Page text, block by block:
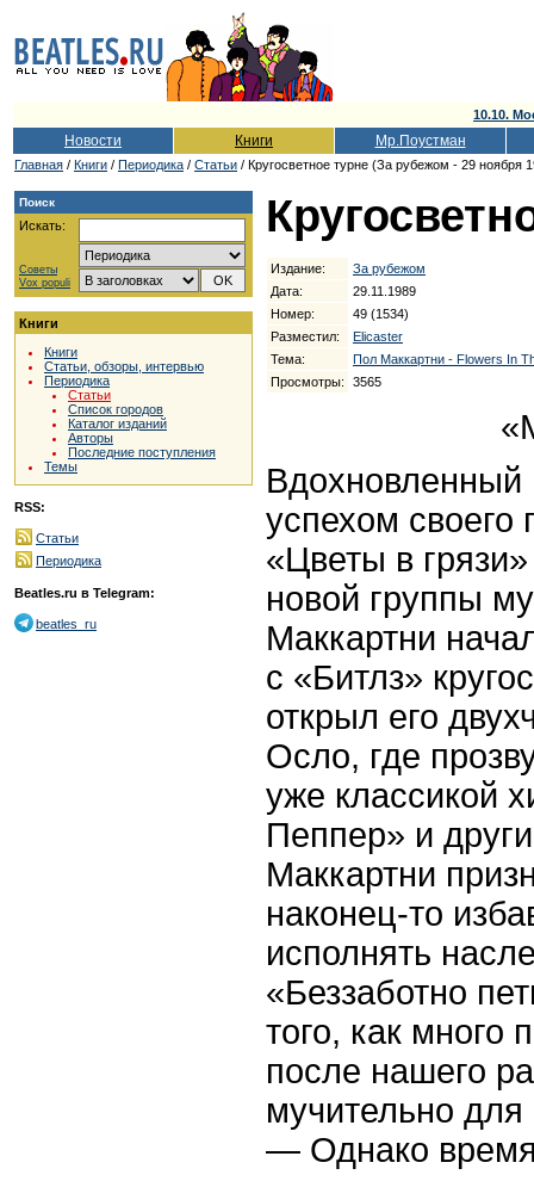
10.10.
Новости Книги Мр.Поустман
Главная / Книги / Периодика / Статьи / Кругосветное турне (За рубежом - 29 ноября
Поиск
Искать:
Советы
Vox populi
Книги
Книги
Статьи, обзоры, интервью
Периодика
Статьи
Список городов
Каталог изданий
Авторы
Последние поступления
Темы
RSS:
Статьи
Периодика
Beatles.ru в Telegram:
beatles_ru
Издание:
За рубежом
Дата:
29.11.1989
Номер:
49 (1534)
Разместил:
Elicaster
Тема:
Пол Маккартни - Flowers In
Просмотры:
3565
успехом своего
«Цветы в
новой группы
Маккартни
с «Битлз»
открыл его
Осло, где
уже классикой
Пеппер» и
Маккартни
наконец-то
исполнять
«Беззаботно
того, как много
после нашего
мучительно
— Однако